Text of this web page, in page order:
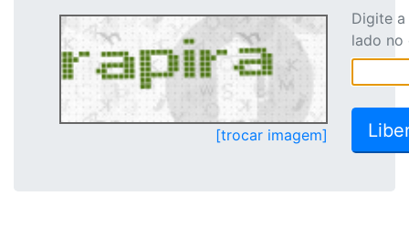
[trocar imagem]
Digite
lado no